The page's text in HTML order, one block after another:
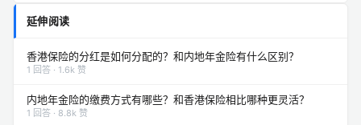
延伸阅读
香港保险的分红是如何分配的？和内地年金险有什么区别？
1 回答 · 1.6k 赞
内地年金险的缴费方式有哪些？和香港保险相比哪种更灵活？
1 回答 · 8.8k 赞